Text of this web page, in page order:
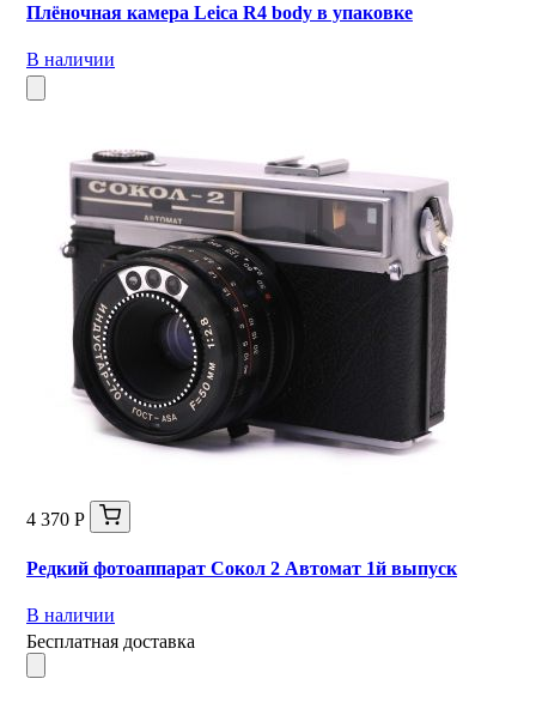
Плёночная камера Leica R4 body в упаковке
В наличии
4 370 Р
Редкий фотоаппарат Сокол 2 Автомат 1й выпуск
В наличии
Бесплатная доставка